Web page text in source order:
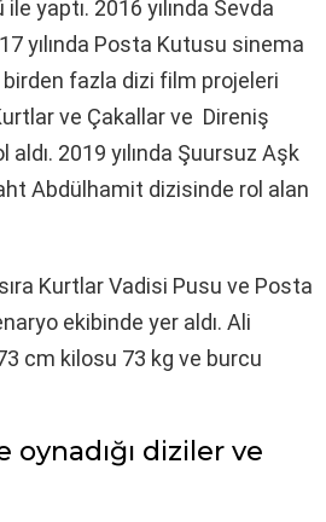
ile yaptı. 2016 yılında Sevda
yılında Posta Kutusu sinema
birden fazla dizi film projeleri
ve Çakallar ve Direniş
2019 yılında Şuursuz Aşk
Abdülhamit dizisinde rol alan
Kurtlar Vadisi Pusu ve Posta
ekibinde yer aldı. Ali
cm kilosu 73 kg ve burcu
oynadığı diziler ve